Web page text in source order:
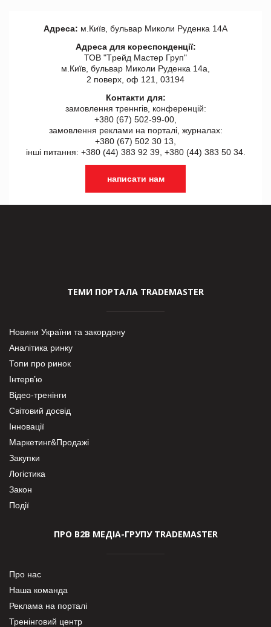
Адреса: м.Київ, бульвар Миколи Руденка 14А
Адреса для кореспонденції:
ТОВ "Tрейд Мастер Груп"
м.Київ, бульвар Миколи Руденка 14а,
2 поверх, оф 121, 03194
Контакти для:
замовлення треннгів, конференцій:
+380 (67) 502-99-00,
замовлення реклами на порталі, журналах:
+380 (67) 502 30 13,
інші питання: +380 (44) 383 92 39, +380 (44) 383 50 34.
написати нам
ТЕМИ ПОРТАЛА TRADEMASTER
Новини України та закордону
Аналітика ринку
Топи про ринок
Інтерв’ю
Відео-тренінги
Світовий досвід
Інновації
Маркетинг&Продажі
Закупки
Логістика
Закон
Події
ПРО В2В МЕДІА-ГРУПУ TRADEMASTER
Про нас
Наша команда
Реклама на порталі
Тренінговий центр